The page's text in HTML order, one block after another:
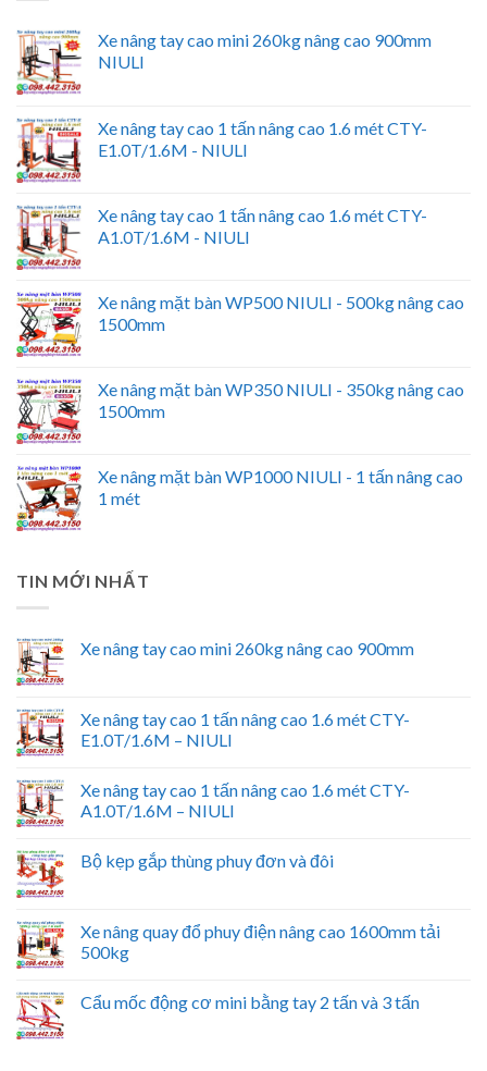
Xe nâng tay cao mini 260kg nâng cao 900mm
NIULI
Xe nâng tay cao 1 tấn nâng cao 1.6 mét CTY-
E1.0T/1.6M - NIULI
Xe nâng tay cao 1 tấn nâng cao 1.6 mét CTY-
A1.0T/1.6M - NIULI
Xe nâng mặt bàn WP500 NIULI - 500kg nâng cao
1500mm
Xe nâng mặt bàn WP350 NIULI - 350kg nâng cao
1500mm
Xe nâng mặt bàn WP1000 NIULI - 1 tấn nâng cao
1 mét
TIN MỚI NHẤT
Xe nâng tay cao mini 260kg nâng cao 900mm
Xe nâng tay cao 1 tấn nâng cao 1.6 mét CTY-
E1.0T/1.6M – NIULI
Xe nâng tay cao 1 tấn nâng cao 1.6 mét CTY-
A1.0T/1.6M – NIULI
Bộ kẹp gắp thùng phuy đơn và đôi
Xe nâng quay đổ phuy điện nâng cao 1600mm tải
500kg
Cẩu mốc động cơ mini bằng tay 2 tấn và 3 tấn